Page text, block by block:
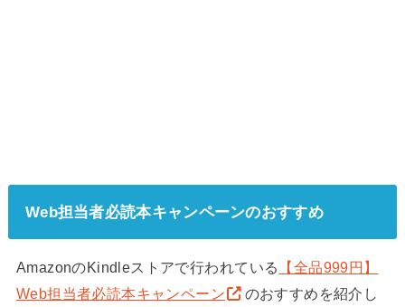
Web担当者必読本キャンペーンのおすすめ
AmazonのKindleストアで行われている
【全品999円】
Web担当者必読本キャンペーン
のおすすめを紹介し